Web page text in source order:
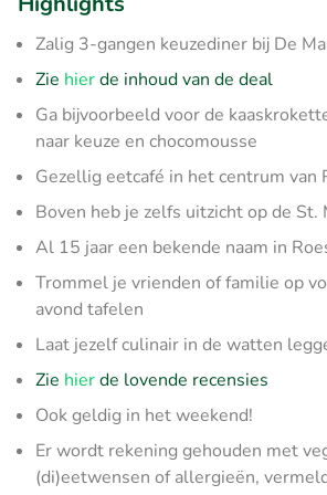
Zalig 3-gangen keuzediner bij De
Zie hierde inhoud van de deal
Ga bijvoorbeeld voor de
naar keuze en chocomousse
Gezellig eetcafé in het centrum van
Boven heb je zelfs uitzicht op de St.
Al 15 jaar een bekende naam in
Trommel je vrienden of familie op
avond tafelen
Laat jezelf culinair in de watten
Zie hierde lovende recensies
Ook geldig in het weekend!
Er wordt rekening gehouden met
(di)eetwensen of allergieën,